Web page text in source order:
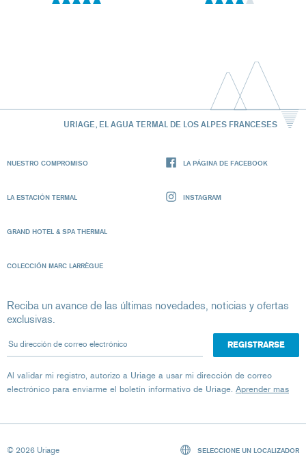
URIAGE, EL AGUA TERMAL DE LOS ALPES FRANCESES
NUESTRO COMPROMISO
LA ESTACIÓN TERMAL
GRAND HOTEL & SPA THERMAL
COLECCIÓN MARC LARRÈGUE
LA PÁGINA DE FACEBOOK
INSTAGRAM
Reciba un avance de las últimas novedades, noticias y ofertas
exclusivas.
Su dirección de correo electrónico
Al validar mi registro, autorizo ​​a Uriage a usar mi dirección de correo
electrónico para enviarme el boletín informativo de Uriage. Aprender mas
© 2026 Uriage SELECCIONE UN LOCALIZADOR